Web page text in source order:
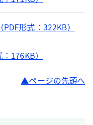
形式：322KB）
176KB）
ページの先頭へ